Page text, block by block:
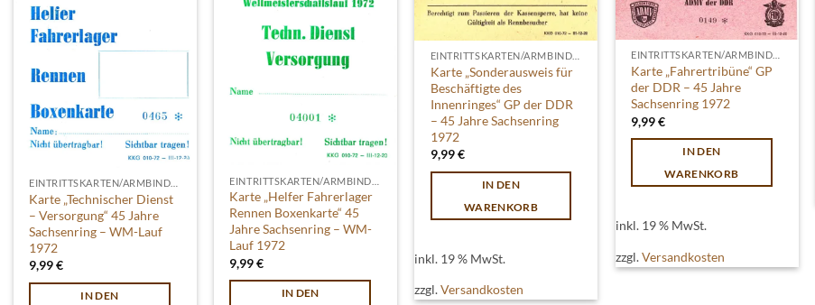
Karte „Technischer Dienst
– Versorgung“ 45 Jahre
Sachsenring – WM-Lauf
1972
9,99€
IN DEN
Karte „Helfer Fahrerlager
Rennen Boxenkarte“ 45
Jahre Sachsenring – WM-
Lauf 1972
9,99€
IN DEN
Karte „Sonderausweis für
Beschäftigte des
Innenringes“ GP der DDR
– 45 Jahre Sachsenring
1972
9,99€
IN DEN
WARENKORB
inkl. 19 % MwSt.
zzgl.Versandkosten
Karte „Fahrertribüne“ GP
der DDR – 45 Jahre
Sachsenring 1972
9,99€
IN DEN
WARENKORB
inkl. 19 % MwSt.
zzgl.Versandkosten